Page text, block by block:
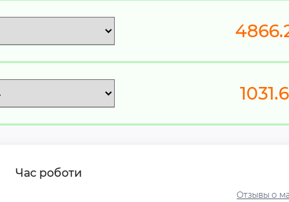
Час роботи
Отзывы о